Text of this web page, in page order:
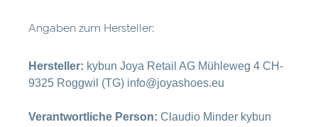
Angaben zum Hersteller:
Hersteller: kybun Joya Retail AG Mühleweg 4 CH-
9325 Roggwil (TG) info@joyashoes.eu
Verantwortliche Person: Claudio Minder kybun